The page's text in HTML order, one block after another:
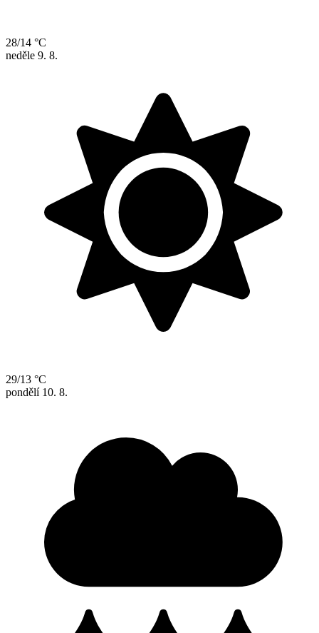
28/14 °C
neděle 9. 8.
29/13 °C
pondělí 10. 8.